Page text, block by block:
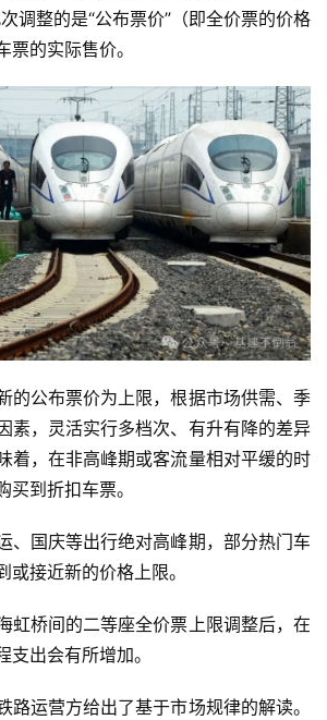
调整的是“公布票价”（即全价票的价格
票的实际售价。
的公布票价为上限，根据市场供需、季
素，灵活实行多档次、有升有降的差异
着，在非高峰期或客流量相对平缓的时
到折扣车票。
、国庆等出行绝对高峰期，部分热门车
或接近新的价格上限。
虹桥间的二等座全价票上限调整后，在
出会有所增加。
路运营方给出了基于市场规律的解读。